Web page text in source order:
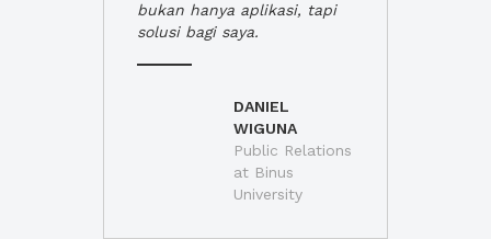
bukan hanya aplikasi, tapi
solusi bagi saya.
DANIEL
WIGUNA
Public Relations
at Binus
University